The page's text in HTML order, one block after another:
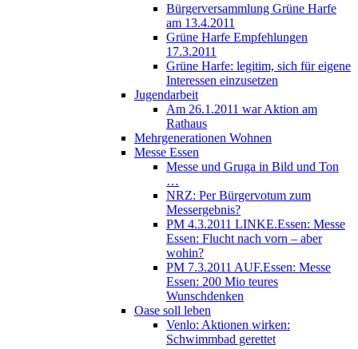
Bürgerversammlung Grüne Harfe
am 13.4.2011
Grüne Harfe Empfehlungen
17.3.2011
Grüne Harfe: legitim, sich für eigene
Interessen einzusetzen
Jugendarbeit
Am 26.1.2011 war Aktion am
Rathaus
Mehrgenerationen Wohnen
Messe Essen
Messe und Gruga in Bild und Ton
…
NRZ: Per Bürgervotum zum
Messergebnis?
PM 4.3.2011 LINKE.Essen: Messe
Essen: Flucht nach vorn – aber
wohin?
PM 7.3.2011 AUF.Essen: Messe
Essen: 200 Mio teures
Wunschdenken
Oase soll leben
Venlo: Aktionen wirken:
Schwimmbad gerettet